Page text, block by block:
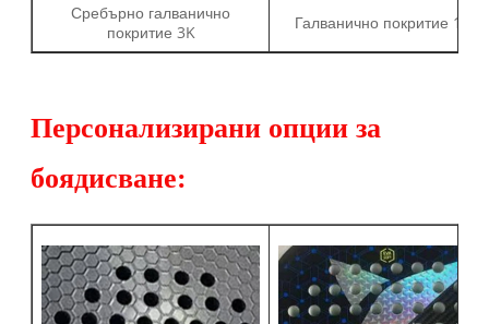
Сребърно галванично
покритие 3K
Галванично покритие 18K
Персонализирани опции за
боядисване: